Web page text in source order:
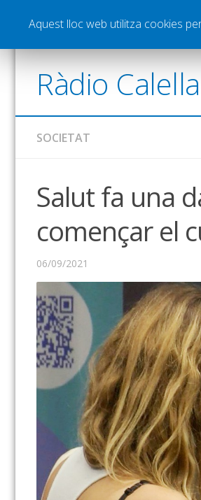
Notícies Esports
Ràdio
SOCIETAT
Salut fa una
començar el
06/09/2021
Aquest lloc web utilitza cookies